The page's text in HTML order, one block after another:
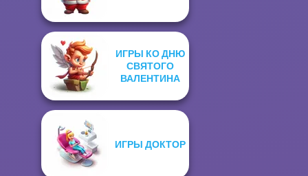
ИГРЫ КО ДНЮ
СВЯТОГО
ВАЛЕНТИНА
ИГРЫ ДОКТОР